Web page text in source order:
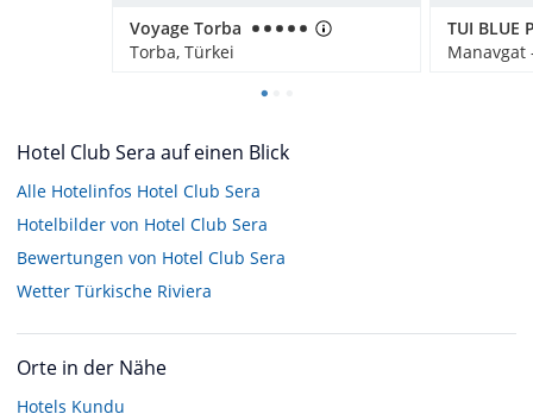
Voyage Torba
Torba, Türkei
Manavgat
Hotel Club Sera auf einen Blick
Alle Hotelinfos Hotel Club Sera
Hotelbilder von Hotel Club Sera
Bewertungen von Hotel Club Sera
Wetter Türkische Riviera
Orte in der Nähe
Hotels Kundu